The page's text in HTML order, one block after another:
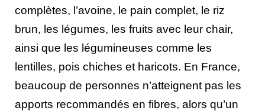
complètes, l’avoine, le pain complet, le riz
brun, les légumes, les fruits avec leur chair,
ainsi que les légumineuses comme les
lentilles, pois chiches et haricots. En France,
beaucoup de personnes n’atteignent pas les
apports recommandés en fibres, alors qu’un